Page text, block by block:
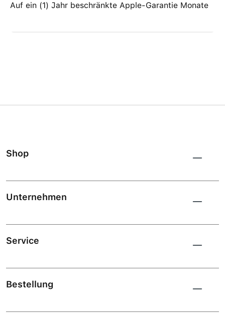
Auf ein (1) Jahr beschränkte Apple-Garantie Monate
Shop
Unternehmen
Service
Bestellung